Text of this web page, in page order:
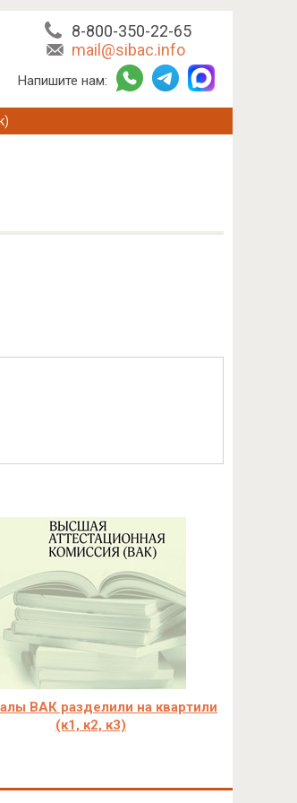
8-800-350-22-65
mail@sibac.info
Напишите нам:
ВАК разделили на квартили
(к1, к2, к3)